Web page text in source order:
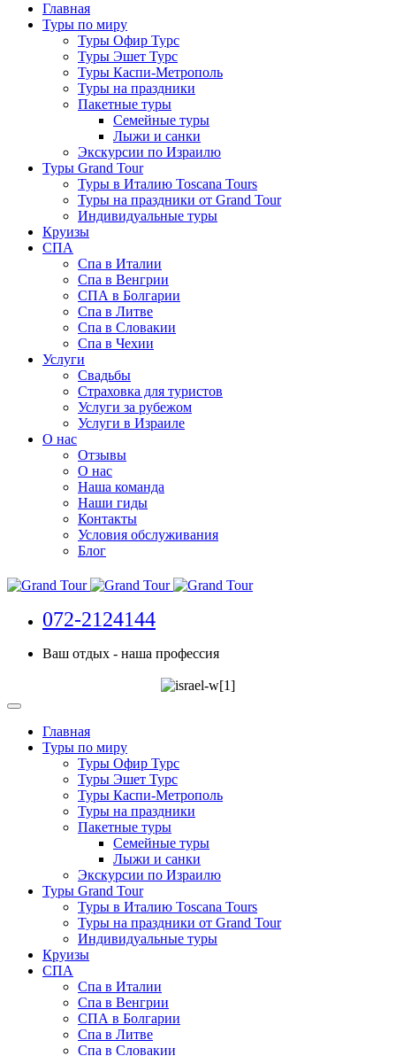
Главная
Туры по миру
Туры Офир Турс
Туры Эшет Турс
Туры Каспи-Метрополь
Туры на праздники
Пакетные туры
Семейные туры
Лыжи и санки
Экскурсии по Израилю
Туры Grand Tour
Туры в Италию Toscana Tours
Туры на праздники от Grand Tour
Индивидуальные туры
Круизы
СПА
Спа в Италии
Спа в Венгрии
СПА в Болгарии
Спа в Литве
Спа в Словакии
Спа в Чехии
Услуги
Свадьбы
Страховка для туристов
Услуги за рубежом
Услуги в Израиле
О нас
Отзывы
О нас
Наша команда
Наши гиды
Контакты
Условия обслуживания
Блог
072-2124144
Ваш отдых - наша профессия
Главная
Туры по миру
Туры Офир Турс
Туры Эшет Турс
Туры Каспи-Метрополь
Туры на праздники
Пакетные туры
Семейные туры
Лыжи и санки
Экскурсии по Израилю
Туры Grand Tour
Туры в Италию Toscana Tours
Туры на праздники от Grand Tour
Индивидуальные туры
Круизы
СПА
Спа в Италии
Спа в Венгрии
СПА в Болгарии
Спа в Литве
Спа в Словакии